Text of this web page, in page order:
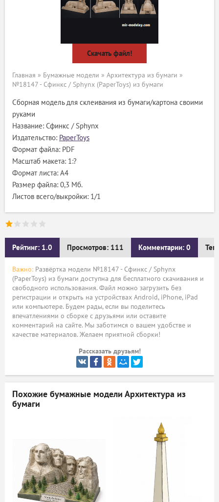
Скачать файл!
Главная » Бумажные модели » Архитектура из бумаги »
№18147 - Сфинкс / Sphynx (PaperToys) из бумаги
Сборная модель для склеивания из бумаги/картона своими
руками
Название: Сфинкс / Sphynx
Издательство: PaperToys
Формат файла: PDF
Масштаб макета: 1:?
Формат листа: А4
Размер файла: 0,3 Мб.
Листов всего/выкройки: 1/1
Рейтинг: 1.0 Просмотров: 111 Комментарии: 0
Важно: Развёртка модели №18147 - Сфинкс / Sphynx
(PaperToys) из бумаги доступна для бесплатного скачивания и
свободного использования. Файл можно загрузить без
регистрации и открыть на устройствах Android, iPhone, iPad
или компьютере. Будем рады, если вы поделитесь
впечатлениями о сборке с друзьями или оставите
комментарий на сайте. Мы заботимся о вашем удобстве и
качестве материалов. Желаем приятной сборки!
Рассказать друзьям!
Похожие бумажные модели Архитектура из
бумаги